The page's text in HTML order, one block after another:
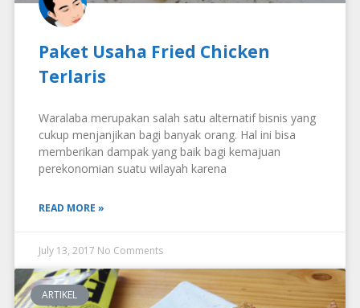
Paket Usaha Fried Chicken
Terlaris
Waralaba merupakan salah satu alternatif bisnis yang
cukup menjanjikan bagi banyak orang. Hal ini bisa
memberikan dampak yang baik bagi kemajuan
perekonomian suatu wilayah karena
READ MORE »
July 13, 2017 No Comments
ARTIKEL